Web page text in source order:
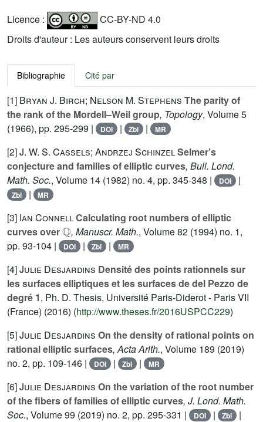
Licence :
CC-BY-ND 4.0
Droits d'auteur : Les auteurs conservent leurs droits
Bibliographie Cité par
[1] Bryan J. Birch; Nelson M. Stephens The parity of
the rank of the Mordell–Weil group, Topology, Volume 5
(1966), pp. 295-299 |
DOI | Zbl | MR
[2]J. W. S. Cassels; Andrzej Schinzel Selmer’s
conjecture and families of elliptic curves, Bull. Lond.
Math. Soc., Volume 14 (1982) no. 4, pp. 345-348 | DOI |
Zbl | MR
[3] Ian Connell Calculating root numbers of elliptic
curves over
ℚ
, Manuscr. Math., Volume 82(1994) no. 1,
pp. 93-104 |
DOI | Zbl | MR
[4]Julie Desjardins Densité des points rationnels sur
les surfaces elliptiques et les surfaces de del Pezzo de
degré 1, Ph. D. Thesis, Université Paris-Diderot - Paris VII
(France) (2016) (http://www.theses.fr/2016USPCC229)
[5]Julie Desjardins On the density of rational points on
rational elliptic surfaces, Acta Arith., Volume 189 (2019)
no. 2, pp. 109-146 |
DOI | Zbl | MR
[6]Julie Desjardins On the variation of the root number
of the fibers of families of elliptic curves, J. Lond. Math.
Soc., Volume 99 (2019) no. 2, pp. 295-331 | DOI | Zbl |